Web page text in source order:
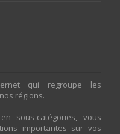
qui regroupe les
régions.
sous-catégories, vous
importantes sur vos